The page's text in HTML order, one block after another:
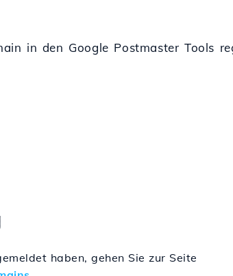
in den Google Postmaster Tools
haben, gehen Sie zur Seite